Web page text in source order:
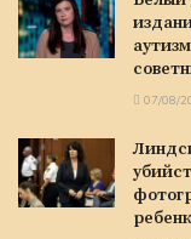
07/08/